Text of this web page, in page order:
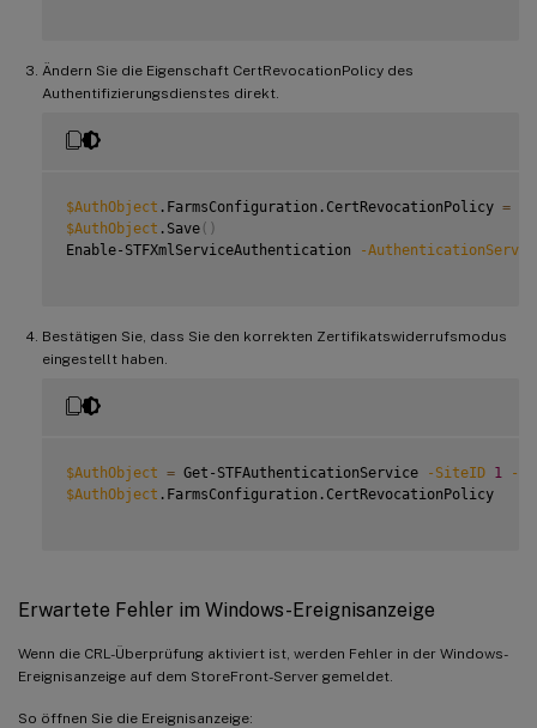
Ändern Sie die Eigenschaft CertRevocationPolicy des
Authentifizierungsdienstes direkt.
$AuthObject .FarmsConfiguration.CertRevocationPolicy =
$AuthObject .Save ( )
Enable-STFXmlServiceAuthentication
-
Bestätigen Sie, dass Sie den korrekten Zertifikatswiderrufsmodus
eingestellt haben.
$AuthObject = Get-STFAuthenticationService -SiteID 1
-
$AuthObject .FarmsConfiguration.CertRevocationPolicy
Erwartete Fehler im Windows-Ereignisanzeige
Wenn die CRL-Überprüfung aktiviert ist, werden Fehler in der Windows-
Ereignisanzeige auf dem StoreFront-Server gemeldet.
So öffnen Sie die Ereignisanzeige: